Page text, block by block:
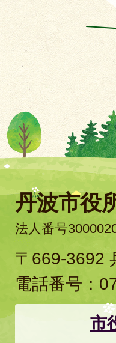
丹波市役
法人番号
〒669-3692
電話番号：
市